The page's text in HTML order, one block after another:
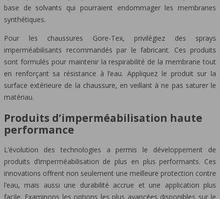
base de solvants qui pourraient endommager les membranes
synthétiques.
Pour les chaussures Gore-Tex, privilégiez des sprays
imperméabilisants recommandés par le fabricant. Ces produits
sont formulés pour maintenir la respirabilité de la membrane tout
en renforçant sa résistance à l’eau. Appliquez le produit sur la
surface extérieure de la chaussure, en veillant à ne pas saturer le
matériau.
Produits d’imperméabilisation haute
performance
L’évolution des technologies a permis le développement de
produits d’imperméabilisation de plus en plus performants. Ces
innovations offrent non seulement une meilleure protection contre
l’eau, mais aussi une durabilité accrue et une application plus
facile. Examinons les options les plus avancées disponibles sur le